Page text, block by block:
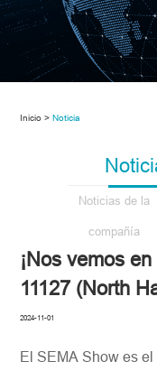
Inicio > Noticia
Noticias de la
compañía
¡Nos vemos
11127 (North
2024-11-01
El SEMA Show es